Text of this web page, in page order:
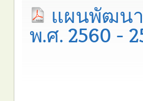
แผนพัฒน
พ.ศ. 2560 -